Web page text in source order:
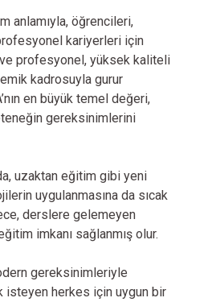
anlamıyla, öğrencileri,
kariyerleri için
ve profesyonel, yüksek kaliteli
kadrosuyla gurur
en büyük temel değeri,
gereksinimlerini
uzaktan eğitim gibi yeni
uygulanmasına da sıcak
derslere gelemeyen
imkanı sağlanmış olur.
gereksinimleriyle
isteyen herkes için uygun bir